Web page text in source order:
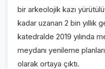
bir arkeolojik kazı
kadar uzanan 2 bin yıllık
katedralde 2019 yılında
meydanı yenileme
olarak ortaya çıktı.